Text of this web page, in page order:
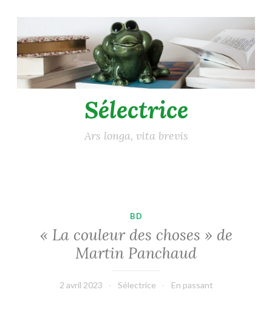
au
contenu
principal
Sélectrice
Ars longa, vita brevis
BD
« La couleur des choses » de
Martin Panchaud
2 avril 2023 Sélectrice En passant